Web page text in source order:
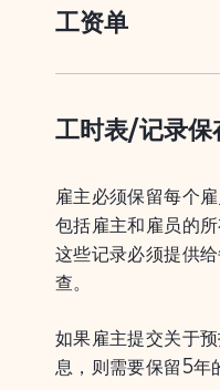
工资单
工时表/记录保
雇主必须保留每个
包括雇主和雇员的
这些记录必须提供
查。
如果雇主提交关于
息，则需要保留5年